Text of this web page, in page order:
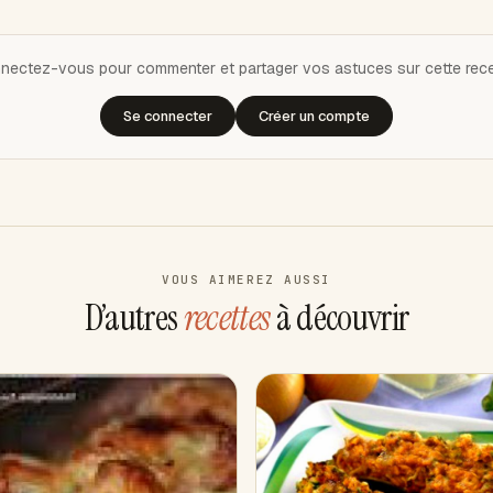
vous pour commenter et partager vos astuces sur cette
Se connecter Créer un compte
VOUS AIMEREZ AUSSI
D’autresrecettesà découvrir